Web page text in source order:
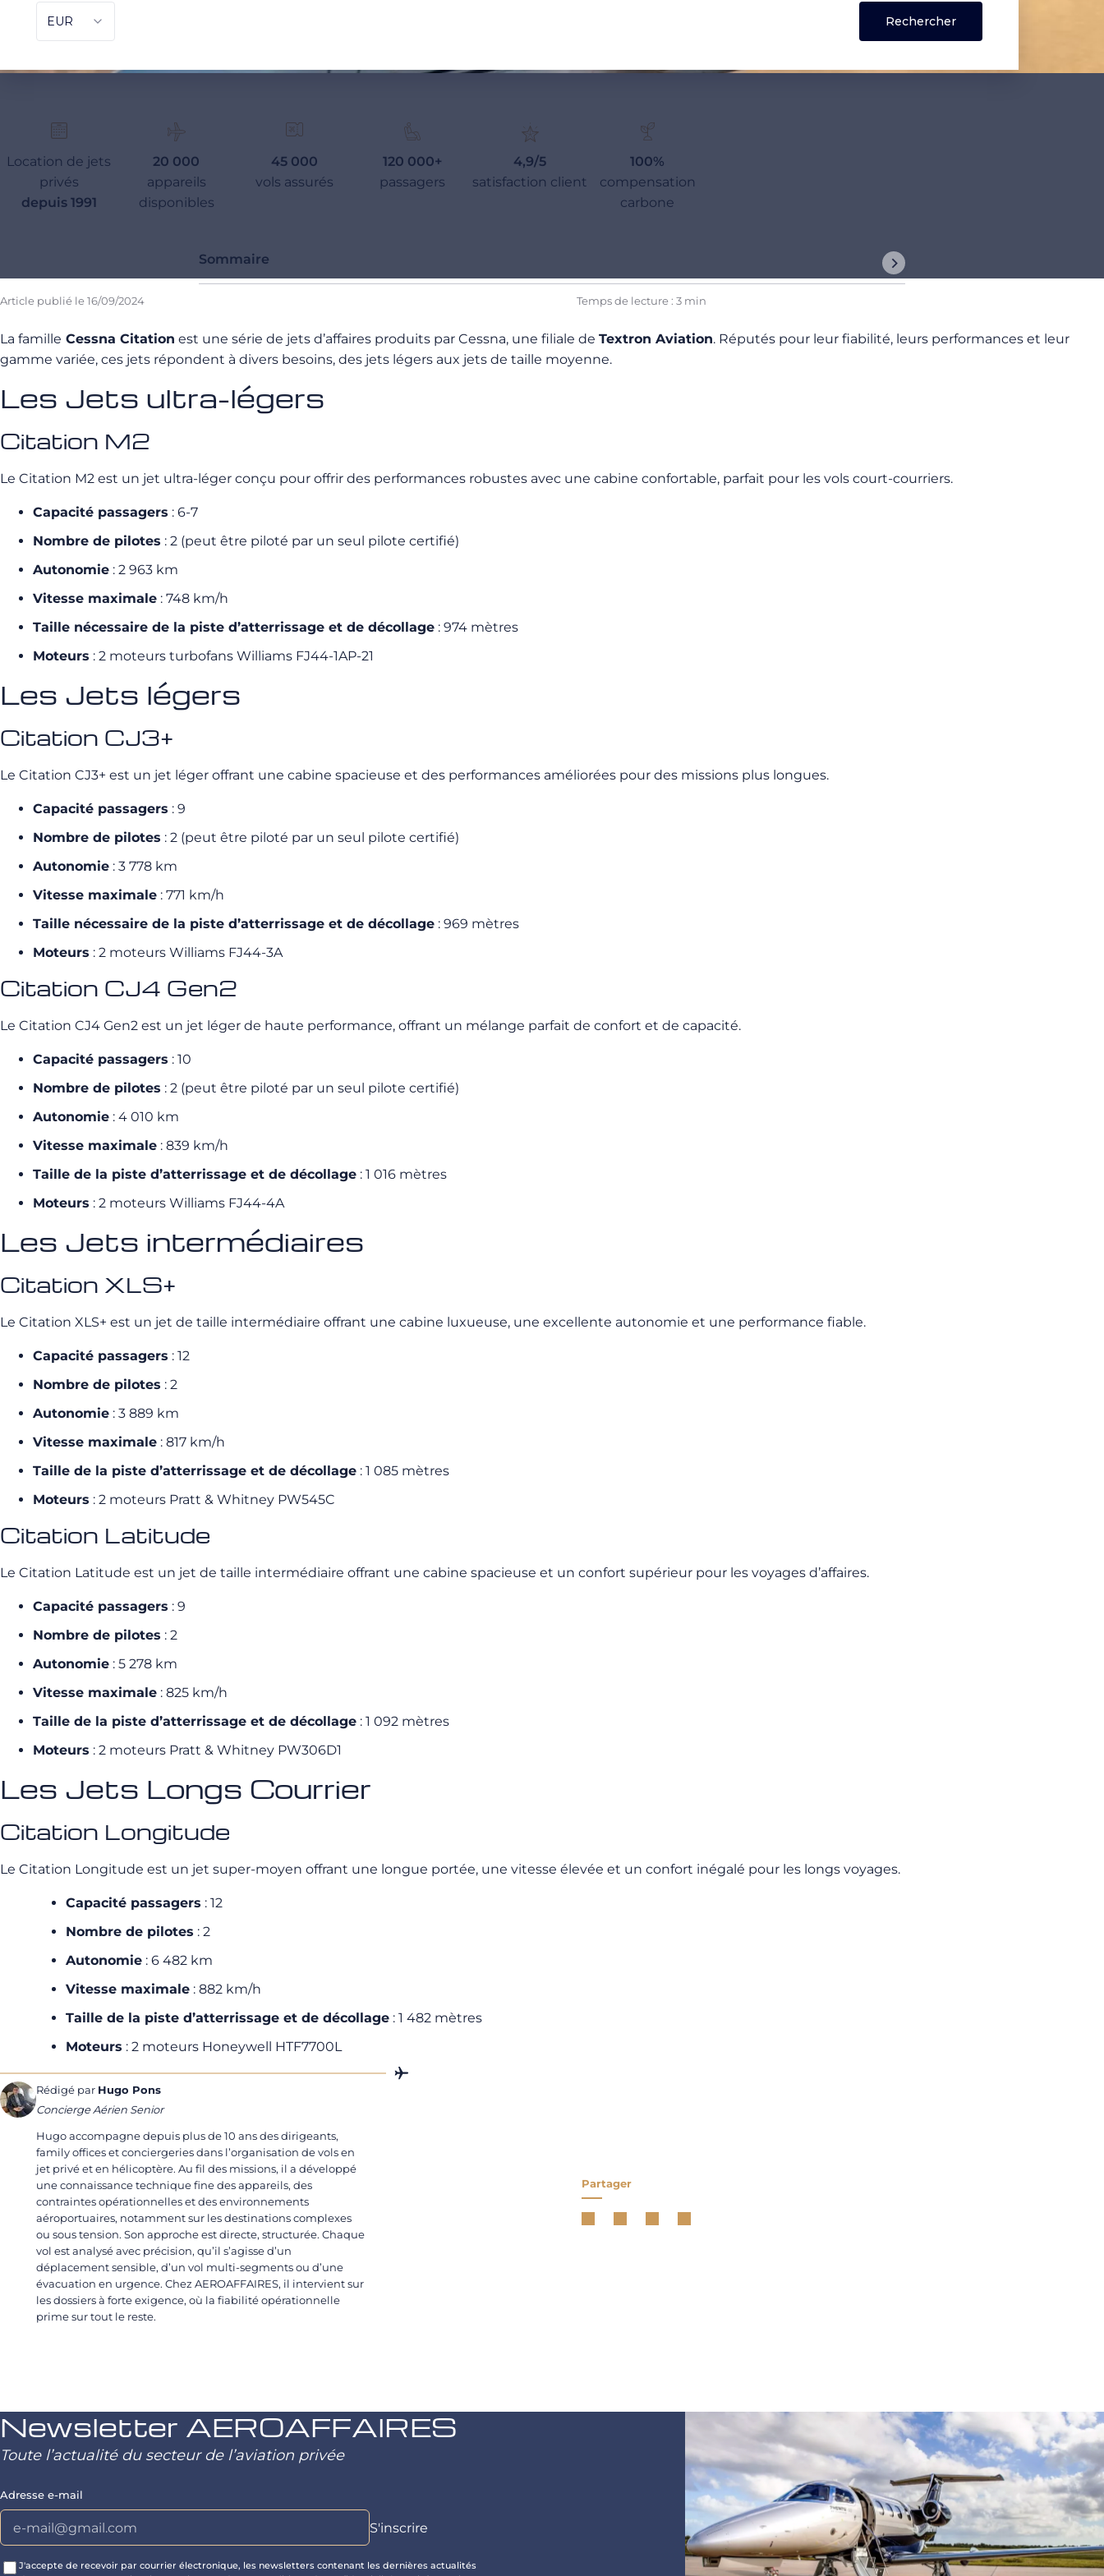
Location de jets
privés
depuis 1991
20 000
appareils
disponibles
45 000
vols assurés
120 000+
passagers
4,9/5
satisfaction client
100%
compensation
carbone
Sommaire
Article publié le16/09/2024 Temps de lecture : 3 min
La famille Cessna Citation est une série de jets d’affaires produits par Cessna, une filiale de Textron Aviation. Réputés pour leur fiabilité, leurs performances et leur
gamme variée, ces jets répondent à divers besoins, des jets légers aux jets de taille moyenne.
Les Jets ultra-légers
Citation M2
Le Citation M2 est un jet ultra-léger conçu pour offrir des performances robustes avec une cabine confortable, parfait pour les vols court-courriers.
Capacité passagers : 6-7
Nombre de pilotes : 2 (peut être piloté par un seul pilote certifié)
Autonomie : 2 963 km
Vitesse maximale : 748 km/h
Taille nécessaire de la piste d’atterrissage et de décollage : 974 mètres
Moteurs : 2 moteurs turbofans Williams FJ44-1AP-21
Les Jets légers
Citation CJ3+
Le Citation CJ3+ est un jet léger offrant une cabine spacieuse et des performances améliorées pour des missions plus longues.
Capacité passagers : 9
Nombre de pilotes : 2 (peut être piloté par un seul pilote certifié)
Autonomie : 3 778 km
Vitesse maximale : 771 km/h
Taille nécessaire de la piste d’atterrissage et de décollage : 969 mètres
Moteurs : 2 moteurs Williams FJ44-3A
Citation CJ4 Gen2
Le Citation CJ4 Gen2 est un jet léger de haute performance, offrant un mélange parfait de confort et de capacité.
Capacité passagers : 10
Nombre de pilotes : 2 (peut être piloté par un seul pilote certifié)
Autonomie : 4 010 km
Vitesse maximale : 839 km/h
Taille de la piste d’atterrissage et de décollage : 1 016 mètres
Moteurs : 2 moteurs Williams FJ44-4A
Les Jets intermédiaires
Citation XLS+
Le Citation XLS+ est un jet de taille intermédiaire offrant une cabine luxueuse, une excellente autonomie et une performance fiable.
Capacité passagers : 12
Nombre de pilotes : 2
Autonomie : 3 889 km
Vitesse maximale : 817 km/h
Taille de la piste d’atterrissage et de décollage : 1 085 mètres
Moteurs : 2 moteurs Pratt & Whitney PW545C
Citation Latitude
Le Citation Latitude est un jet de taille intermédiaire offrant une cabine spacieuse et un confort supérieur pour les voyages d’affaires.
Capacité passagers : 9
Nombre de pilotes : 2
Autonomie : 5 278 km
Vitesse maximale : 825 km/h
Taille de la piste d’atterrissage et de décollage : 1 092 mètres
Moteurs : 2 moteurs Pratt & Whitney PW306D1
Les Jets Longs Courrier
Citation Longitude
Le Citation Longitude est un jet super-moyen offrant une longue portée, une vitesse élevée et un confort inégalé pour les longs voyages.
Capacité passagers : 12
Nombre de pilotes : 2
Autonomie : 6 482 km
Vitesse maximale : 882 km/h
Taille de la piste d’atterrissage et de décollage : 1 482 mètres
Moteurs : 2 moteurs Honeywell HTF7700L
Rédigé par Hugo Pons
Concierge Aérien Senior
Hugo accompagne depuis plus de 10 ans des dirigeants,
family offices et conciergeries dans l’organisation de vols en
jet privé et en hélicoptère. Au fil des missions, il a développé
une connaissance technique fine des appareils, des
contraintes opérationnelles et des environnements
aéroportuaires, notamment sur les destinations complexes
ou sous tension. Son approche est directe, structurée. Chaque
vol est analysé avec précision, qu’il s’agisse d’un
déplacement sensible, d’un vol multi-segments ou d’une
évacuation en urgence. Chez AEROAFFAIRES, il intervient sur
les dossiers à forte exigence, où la fiabilité opérationnelle
prime sur tout le reste.
Partager
Newsletter AEROAFFAIRES
Toute l’actualité du secteur de l’aviation privée
Adresse e-mail
J'accepte de recevoir par courrier électronique, les newsletters contenant les dernières actualités